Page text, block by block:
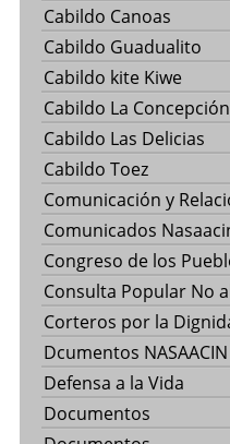
Cabildo Canoas
Cabildo Guadualito
Cabildo kite Kiwe
Cabildo La Concepción
Cabildo Las Delicias
Cabildo Toez
Comunicación y
Comunicados
Congreso de los
Consulta Popular No
Corteros por la
Dcumentos NASAACIN
Defensa a la Vida
Documentos